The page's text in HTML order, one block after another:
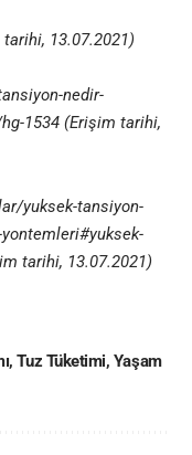
13.07.2021)
nedir-
1534 (Erişim tarihi,
yuksek-tansiyon-
tarihi, 13.07.2021)
,Tuz Tüketimi, Yaşam